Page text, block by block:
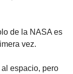
de la NASA es
vez.
espacio, pero